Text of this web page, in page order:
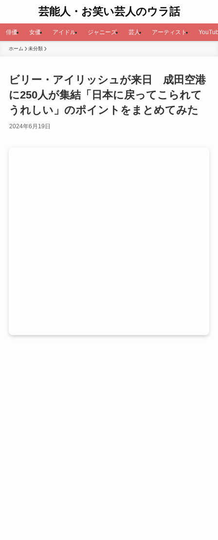
芸能人・お笑い芸人のウラ話
俳優 女優 アイドル ジャニーズ 芸人 アーティスト
ホーム 未分類
ビリー・アイリッシュが来日 成田空港
に250人が集結「日本に戻ってこられて
うれしい」のポイントをまとめてみた
2024年6月19日